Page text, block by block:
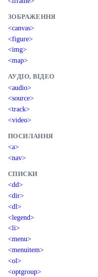
ЗОБРАЖЕННЯ
<canvas>
<figure>
<img>
<map>
АУДІО, ВІДЕО
<audio>
<source>
<track>
<video>
ПОСИЛАННЯ
<a>
<nav>
СПИСКИ
<dd>
<dir>
<dl>
<legend>
<li>
<menu>
<menuitem>
<ol>
<optgroup>